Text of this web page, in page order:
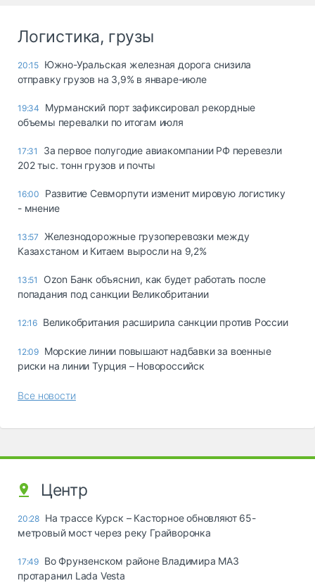
Логистика, грузы
20:15 Южно-Уральская железная дорога снизила
отправку грузов на 3,9% в январе-июле
19:34
Мурманский порт зафиксировал рекордные
объемы перевалки по итогам июля
17:31
За первое полугодие авиакомпании РФ перевезли
202 тыс. тонн грузов и почты
16:00
Развитие Севморпути изменит мировую логистику
- мнение
13:57
Железнодорожные грузоперевозки между
Казахстаном и Китаем выросли на 9,2%
13:51
Ozon Банк объяснил, как будет работать после
попадания под санкции Великобритании
12:16 Великобритания расширила санкции против России
12:09 Морские линии повышают надбавки за военные
риски на линии Турция – Новороссийск
Все новости
Центр
20:28 На трассе Курск – Касторное обновляют 65-
метровый мост через реку Грайворонка
17:49 Во Фрунзенском районе Владимира МАЗ
протаранил Lada Vesta